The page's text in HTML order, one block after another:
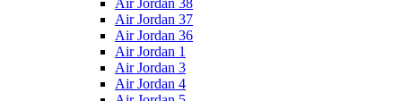
Air Jordan 38
Air Jordan 37
Air Jordan 36
Air Jordan 1
Air Jordan 3
Air Jordan 4